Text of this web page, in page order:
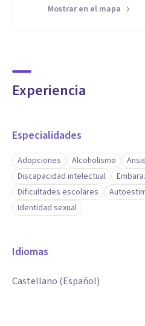
Mostrar en el mapa
Experiencia
Especialidades
Adopciones Alcoholismo
Discapacidad intelectual
Dificultades escolares
Identidad sexual
Idiomas
Castellano (Español)